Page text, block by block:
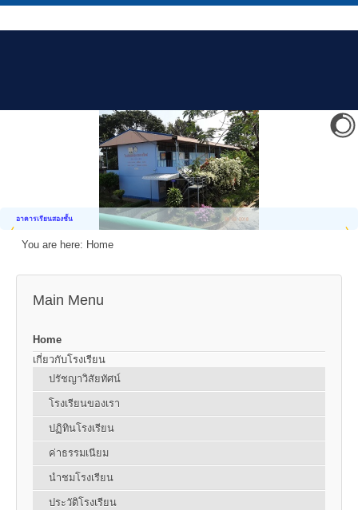
อาคารเรียนสองชั้น
You are here: Home
Main Menu
Home
เกี่ยวกับโรงเรียน
ปรัชญาวิสัยทัศน์
โรงเรียนของเรา
ปฏิทินโรงเรียน
ค่าธรรมเนียม
นำชมโรงเรียน
ประวัติโรงเรียน